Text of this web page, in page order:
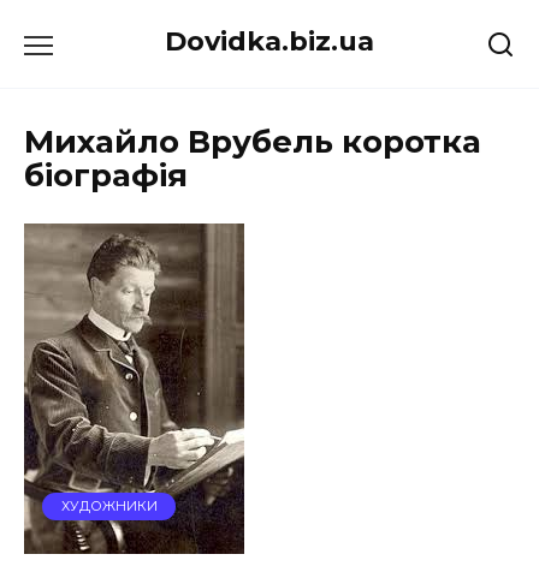
до
Dovidka.biz.ua
Михайло Врубель коротка
біографія
ХУДОЖНИКИ